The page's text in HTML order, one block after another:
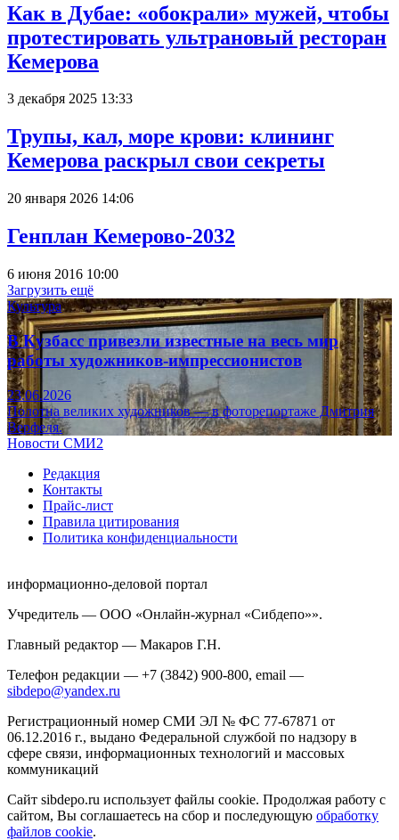
Как в Дубае: «обокрали» мужей, чтобы
протестировать ультрановый ресторан
Кемерова
3 декабря 2025 13:33
Трупы, кал, море крови: клининг
Кемерова раскрыл свои секреты
20 января 2026 14:06
Генплан Кемерово-2032
6 июня 2016 10:00
Загрузить ещё
Культура
В Кузбасс привезли известные на весь мир
работы художников-импрессионистов
23.06.2026
Полотна великих художников — в фоторепортаже Дмитрия
Верфеля.
Новости СМИ2
Редакция
Контакты
Прайс-лист
Правила цитирования
Политика конфиденциальности
информационно-деловой портал
Учредитель — ООО «Онлайн-журнал «Сибдепо»».
Главный редактор — Макаров Г.Н.
Телефон редакции — +7 (3842) 900-800, email —
sibdepo@yandex.ru
Регистрационный номер СМИ ЭЛ № ФС 77-67871 от
06.12.2016 г., выдано Федеральной службой по надзору в
сфере связи, информационных технологий и массовых
коммуникаций
Сайт sibdepo.ru использует файлы cookie. Продолжая работу с
сайтом, Вы соглашаетесь на сбор и последующую обработку
файлов cookie.